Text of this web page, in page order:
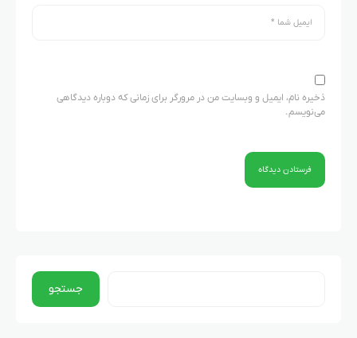
ذخیره نام، ایمیل و وبسایت من در مرورگر برای زمانی که دوباره دیدگاهی
می‌نویسم.
جستجو